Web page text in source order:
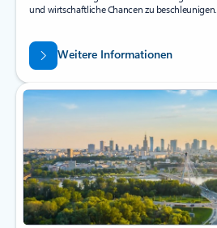
und wirtschaftliche Chancen zu beschleunigen.
Weitere Informationen